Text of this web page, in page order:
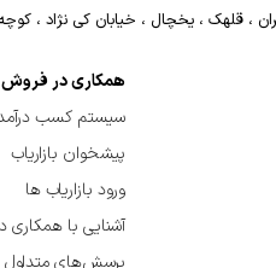
قلهک ، یخچال ، خیابان کی نژاد ، کوچه
همکاری در فروش
سیستم کسب
پیشخوان بازاریاب
ورود بازاریاب ها
آشنایی با همکاری